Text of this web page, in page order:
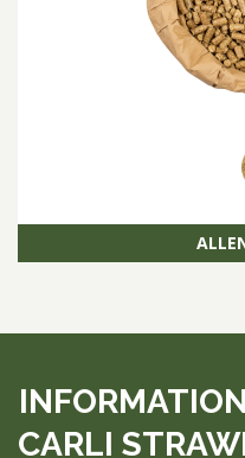
CARLI